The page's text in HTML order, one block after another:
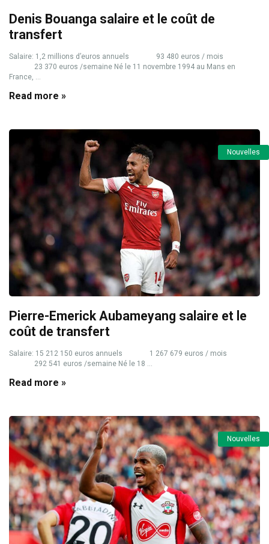
Denis Bouanga salaire et le coût de
transfert
Salaire: 1,2 millions d’euros annuels 93 480 euros / mois
23 370 euros /semaine Né le 11 novembre 1994 au Mans en
France, ...
Read more »
Nouvelles
Pierre-Emerick Aubameyang salaire et le
coût de transfert
Salaire: 15 212 150 euros annuels 1 267 679 euros / mois
292 541 euros /semaine Né le 18 ...
Read more »
Nouvelles